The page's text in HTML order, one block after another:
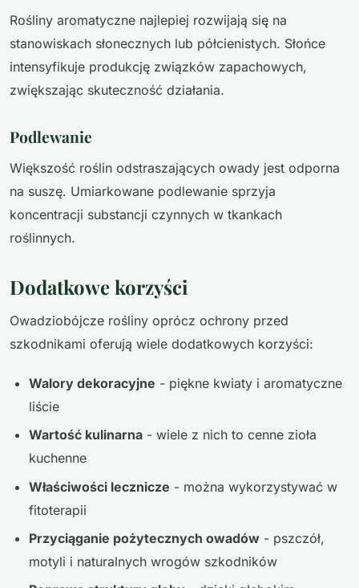
Rośliny aromatyczne najlepiej rozwijają się na
stanowiskach słonecznych lub półcienistych. Słońce
intensyfikuje produkcję związków zapachowych,
zwiększając skuteczność działania.
Podlewanie
Większość roślin odstraszających owady jest odporna
na suszę. Umiarkowane podlewanie sprzyja
koncentracji substancji czynnych w tkankach
roślinnych.
Dodatkowe korzyści
Owadziobójcze rośliny oprócz ochrony przed
szkodnikami oferują wiele dodatkowych korzyści:
Walory dekoracyjne - piękne kwiaty i aromatyczne
liście
Wartość kulinarna - wiele z nich to cenne zioła
kuchenne
Właściwości lecznicze - można wykorzystywać w
fitoterapii
Przyciąganie pożytecznych owadów - pszczół,
motyli i naturalnych wrogów szkodników